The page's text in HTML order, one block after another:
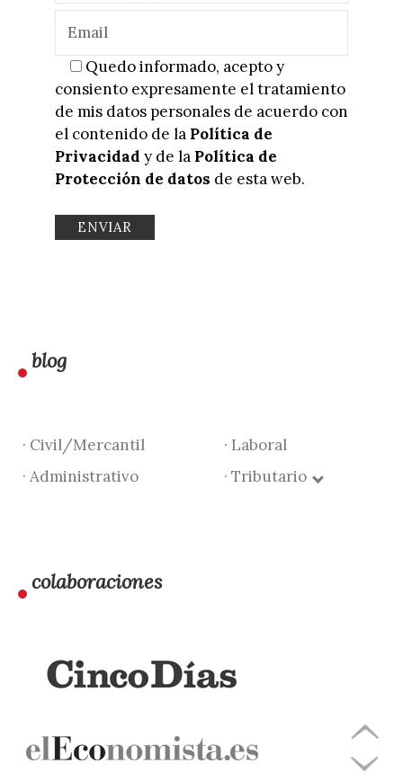
Quedo informado, acepto y
consiento expresamente el tratamiento
de mis datos personales de acuerdo con
el contenido de la Política de
Privacidad y de la Política de
Protección de datos de esta web.
blog
· Civil/Mercantil
· Laboral
· Administrativo
· Tributario
colaboraciones